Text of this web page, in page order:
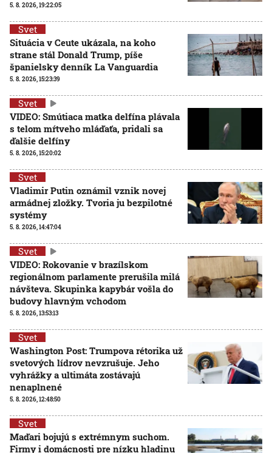
5. 8. 2026, 19:22:05
Svet
Situácia v Ceute ukázala, na koho
strane stál Donald Trump, píše
španielsky denník La Vanguardia
5. 8. 2026, 15:23:39
Svet
VIDEO: Smútiaca matka delfína plávala
s telom mŕtveho mláďaťa, pridali sa
ďalšie delfíny
5. 8. 2026, 15:20:02
Svet
Vladimir Putin oznámil vznik novej
armádnej zložky. Tvoria ju bezpilotné
systémy
5. 8. 2026, 14:47:04
Svet
VIDEO: Rokovanie v brazílskom
regionálnom parlamente prerušila milá
návšteva. Skupinka kapybár vošla do
budovy hlavným vchodom
5. 8. 2026, 13:53:13
Svet
Washington Post: Trumpova rétorika už
svetových lídrov nevzrušuje. Jeho
vyhrážky a ultimáta zostávajú
nenaplnené
5. 8. 2026, 12:48:50
Svet
Maďari bojujú s extrémnym suchom.
Firmy i domácnosti pre nízku hladinu